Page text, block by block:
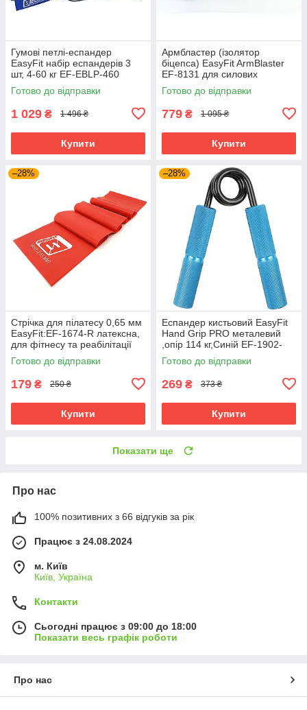
Гумові петлі-еспандер
EasyFit набір еспандерів 3
шт, 4-60 кг EF-EBLP-460
Готово до відправки
1 029 ₴ 1 496 ₴
Купити
Армбластер (ізолятор
біцепса) EasyFit ArmBlaster
EF-8131 для силових
тренувань
Готово до відправки
779 ₴ 1 095 ₴
Купити
–28%
Стрічка для пілатесу 0,65 мм
EasyFit:EF-1674-R латексна,
для фітнесу та реабілітації
Червоний
Готово до відправки
179 ₴ 250 ₴
Купити
–28%
Еспандер кистьовий EasyFit
Hand Grip PRO металевий
,опір 114 кг,Синій EF-1902-
250
Готово до відправки
269 ₴ 373 ₴
Купити
Показати ще
Про нас
100% позитивних з 66 відгуків за рік
Працює з 24.08.2024
м. Київ
Київ, Україна
Контакти
Сьогодні працює з 09:00 до 18:00
Показати весь графік роботи
Про нас